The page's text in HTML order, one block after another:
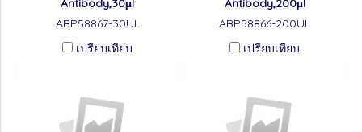
Antibody,30μl
ABP58867-30UL
เปรียบเทียบ
Antibody,200μl
ABP58866-200UL
เปรียบเทียบ